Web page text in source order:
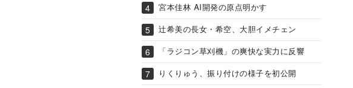
宮本佳林 AI開発の原点明かす
辻希美の長女・希空、大胆イメチェン
「ラジコン草刈機」の爽快な実力に反響
りくりゅう、振り付けの様子を初公開